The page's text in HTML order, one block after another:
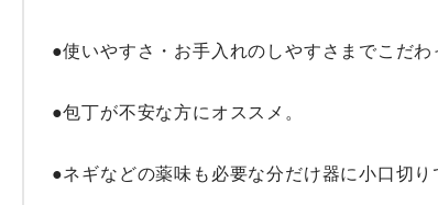
●使いやすさ・お手入れのしやすさまでこだわ
●包丁が不安な方にオススメ。
●ネギなどの薬味も必要な分だけ器に小口切り